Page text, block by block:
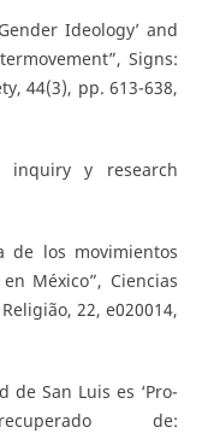
Ideology’ and
Signs:
44(3), pp. 613-638,
inquiry y research
de los movimientos
México”, Ciencias
22, e020014,
de San Luis es ‘Pro-
de: